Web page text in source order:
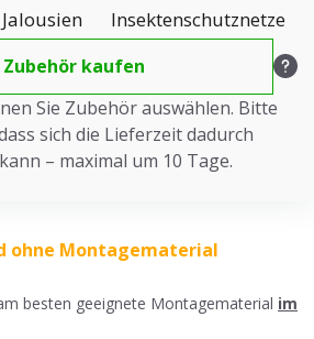
Jalousien Insektenschutznetze
kaufen
Sie Zubehör auswählen. Bitte
sich die Lieferzeit dadurch
– maximal um 10 Tage.
ohne Montagematerial
besten geeignete Montagematerial im